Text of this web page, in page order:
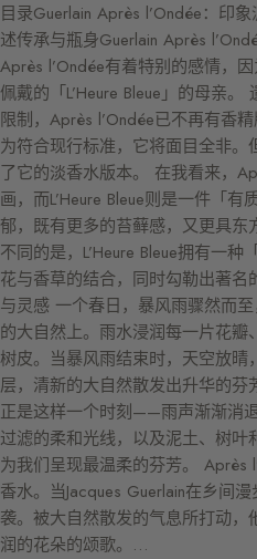
目录Guerlain Après l’Ondée：印
述传承与瓶身Guerlain Après
Après l’Ondée有着特别的感情，
佩戴的「L’Heure Bleue」的母亲。
限制，Après l’Ondée已不再有香
为符合现行标准，它将面目全非。
了它的淡香水版本。 在我看来，
画，而L’Heure Bleue则是一件「
郁，既有更多的苔藓感，又更具东
不同的是，L’Heure Bleue拥有一
花与香草的结合，同时勾勒出著名
与灵感 一个春日，暴风雨骤然而
的大自然上。雨水浸润每一片花瓣
树皮。当暴风雨结束时，天空放晴
层，清新的大自然散发出升华的芬
正是这样一个时刻——雨声渐渐消
过滤的柔和光线，以及泥土、树叶
为我们呈现最温柔的芬芳。 Après
香水。当Jacques Guerlain在乡间
袭。被大自然散发的气息所打动
润的花朵的颂歌。…